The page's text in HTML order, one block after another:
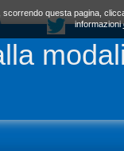
questa pagina,
informazioni